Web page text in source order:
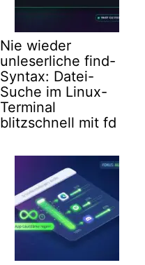
Nie wieder
unleserliche find-
Syntax: Datei-
Suche im Linux-
Terminal
blitzschnell mit fd